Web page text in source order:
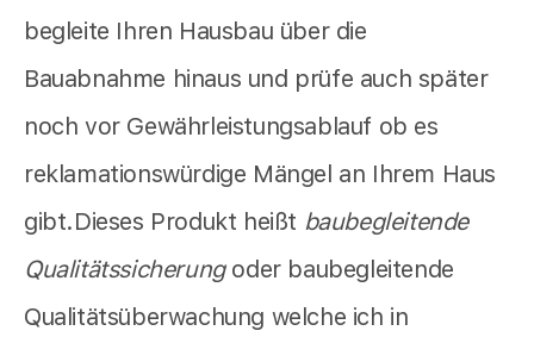
begleite Ihren Hausbau über die
Bauabnahme hinaus und prüfe auch später
noch vor Gewährleistungsablauf ob es
reklamationswürdige Mängel an Ihrem Haus
gibt.Dieses Produkt heißt baubegleitende
Qualitätssicherung oder baubegleitende
Qualitätsüberwachung welche ich in